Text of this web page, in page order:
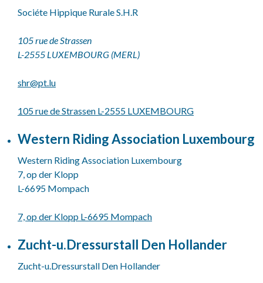
Sociéte Hippique Rurale S.H.R
105 rue de Strassen
L-2555 LUXEMBOURG (MERL)
shr@pt.lu
105 rue de Strassen L-2555 LUXEMBOURG
Western Riding Association Luxembourg
Western Riding Association Luxembourg
7, op der Klopp
L-6695 Mompach
7, op der Klopp L-6695 Mompach
Zucht-u.Dressurstall Den Hollander
Zucht-u.Dressurstall Den Hollander